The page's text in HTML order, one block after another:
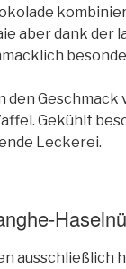
aber dank der
den Geschmack
Gekühlt
Leckerei.
ausschließlich